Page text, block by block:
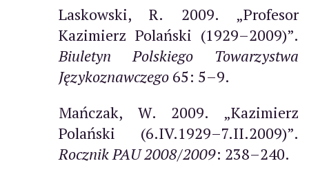
Laskowski, R. 2009. „Profesor
Kazimierz Polański (1929–2009)”.
Biuletyn Polskiego Towarzystwa
Językoznawczego 65: 5–9.
Mańczak, W. 2009. „Kazimierz
Polański (6.IV.1929–7.II.2009)”.
Rocznik PAU 2008/2009: 238–240.